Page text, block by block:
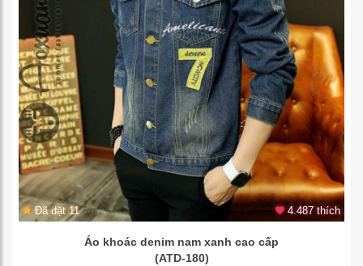
Đã đặt 11 4.487 thích
Áo khoác denim nam xanh cao cấp
(ATD-180)